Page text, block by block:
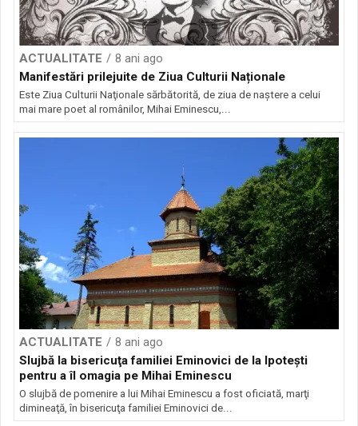
ACTUALITATE
8 ani ago
Manifestări prilejuite de Ziua Culturii Naționale
Este Ziua Culturii Naţionale sărbătorită, de ziua de naştere a celui
mai mare poet al românilor, Mihai Eminescu,...
ACTUALITATE
8 ani ago
Slujbă la bisericuţa familiei Eminovici de la Ipoteşti
pentru a îl omagia pe Mihai Eminescu
O slujbă de pomenire a lui Mihai Eminescu a fost oficiată, marţi
dimineaţă, în bisericuţa familiei Eminovici de...